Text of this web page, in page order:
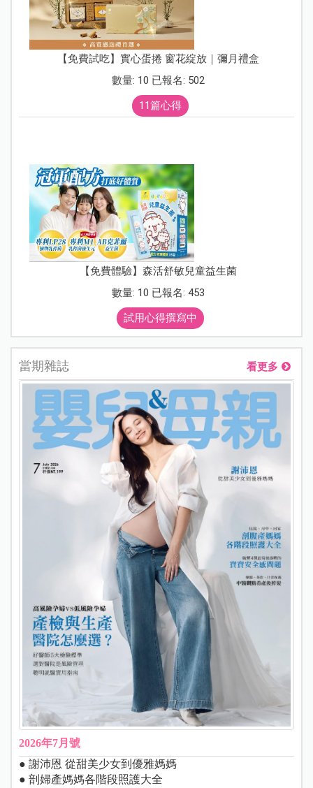
【免費試吃】實心蛋捲 窗花綻放｜彌月禮盒
數量: 10 已報名: 502
11篇心得
【免費體驗】森活舒敏兒童益生菌
數量: 10 已報名: 453
試用心得撰寫中
當期雜誌 看更多
2026年7月號
● 謝沛恩 從甜美少女到優雅媽媽
● 剖婦產媽媽各階段照護大全